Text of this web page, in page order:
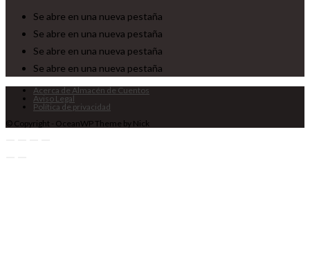
Se abre en una nueva pestaña
Se abre en una nueva pestaña
Se abre en una nueva pestaña
Se abre en una nueva pestaña
Acerca de Almacén de Cuentos
Aviso Legal
Política de privacidad
© Copyright - OceanWP Theme by Nick